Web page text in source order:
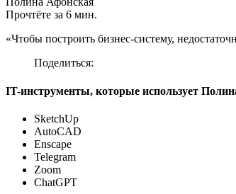
Прочтёте за 6 мин.
«Чтобы построить бизнес-систему,
Поделиться:
IT-инструменты, которые использует
SketchUp
AutoCAD
Enscape
Telegram
Zoom
ChatGPT